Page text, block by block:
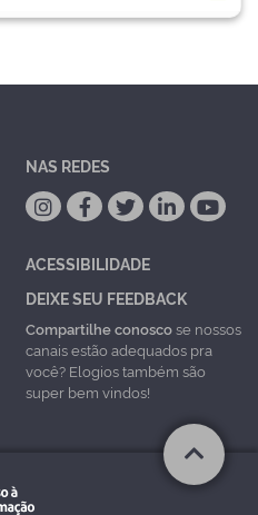
NAS REDES
ACESSIBILIDADE
DEIXE SEU FEEDBACK
Compartilhe conoscose nossos
canais estão adequados pra
você? Elogios também são
super bem vindos!